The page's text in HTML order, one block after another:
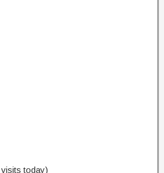
today)